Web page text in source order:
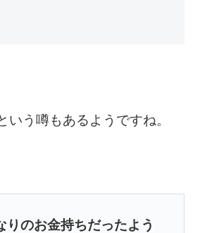
いう噂もあるようですね。
りのお金持ちだったよう